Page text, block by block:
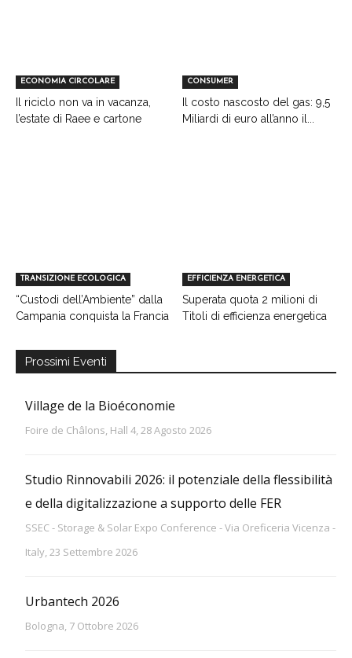
ECONOMIA CIRCOLARE
Il riciclo non va in vacanza,
l’estate di Raee e cartone
CONSUMER
Il costo nascosto del gas: 9,5
Miliardi di euro all’anno il...
TRANSIZIONE ECOLOGICA
“Custodi dell’Ambiente” dalla
Campania conquista la Francia
EFFICIENZA ENERGETICA
Superata quota 2 milioni di
Titoli di efficienza energetica
Prossimi Eventi
Village de la Bioéconomie
Foire de Châlons, Hall 4, 28 Agosto 2026
Studio Rinnovabili 2026: il potenziale della flessibilità
e della digitalizzazione a supporto delle FER
SSEC - Storage & Solar Expo Conference - Via Oreficeria Vicenza -
Italy, 23 Settembre 2026
Urbantech 2026
Bologna, 7 Ottobre 2026